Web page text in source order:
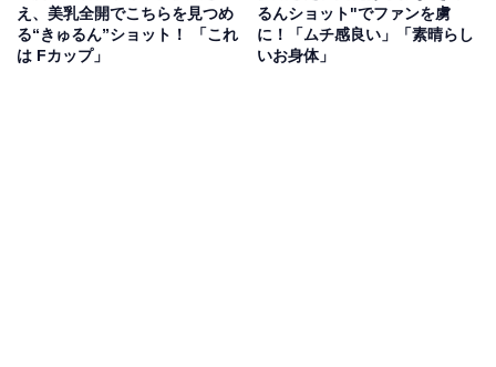
え、美乳全開でこちらを見つめ
る“きゅるん”ショット！ 「これ
は Fカップ」
るんショット"でファンを虜
に！「ムチ感良い」「素晴らし
いお身体」